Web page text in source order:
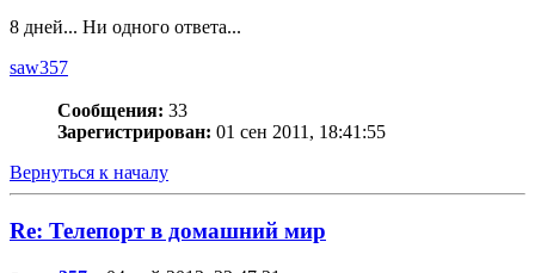
8 дней... Ни одного ответа...
saw357
Сообщения: 33
Зарегистрирован: 01 сен 2011, 18:41:55
Вернуться к началу
Re: Телепорт в домашний мир